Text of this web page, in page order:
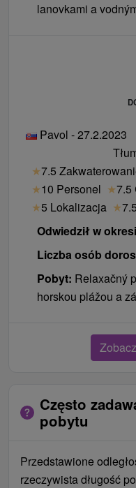
lanovkami a
Pavol - 27.2.2023
★7.5
★10 Personel ★7.5
★5 Lokalizacja ★
Odwiedził w
Liczba osób
Pobyt: Relaxačný
horskou plážou a
Często
pobytu
Przedstawione
rzeczywista długość